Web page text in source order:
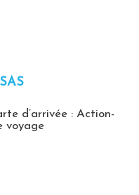
d’arrivée : Action-
voyage